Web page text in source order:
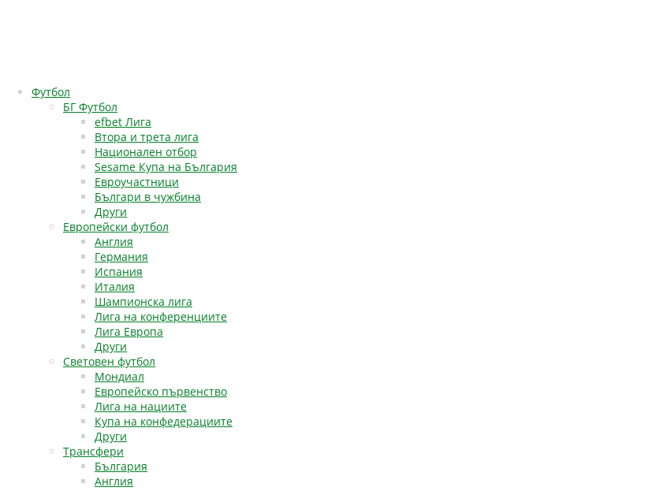
Футбол
БГ Футбол
efbet Лига
Втора и трета лига
Национален отбор
Sesame Купа на България
Евроучастници
Българи в чужбина
Други
Европейски футбол
Англия
Германия
Испания
Италия
Шампионска лига
Лига на конференциите
Лига Европа
Други
Световен футбол
Мондиал
Европейско първенство
Лига на нациите
Купа на конфедерациите
Други
Трансфери
България
Англия